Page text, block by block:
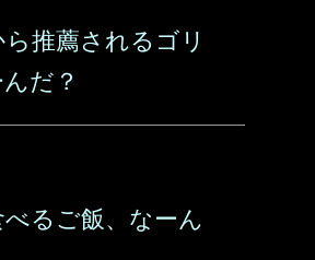
推薦されるゴリ
だ？
るご飯、なーん